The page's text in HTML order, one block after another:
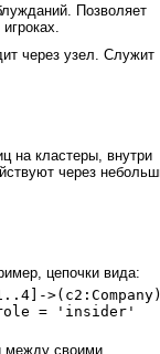
Позволяет
через узел. Служит
на кластеры, внутри
через
цепочки вида:
= 'insider'
между своими